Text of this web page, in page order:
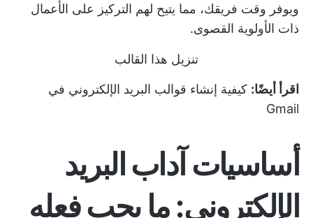
ويوفر وقت فريقك، مما يتيح لهم التركيز على الأعمال
ذات الأولوية القصوى.
تنزيل هذا القالب
اقرأ أيضًا: كيفية إنشاء قوالب البريد الإلكتروني في
Gmail
أساسيات آداب البريد
الإلكتروني: ما يجب فعله